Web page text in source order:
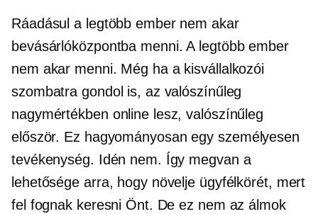
Ráadásul a legtöbb ember nem akar
bevásárlóközpontba menni. A legtöbb ember
nem akar menni. Még ha a kisvállalkozói
szombatra gondol is, az valószínűleg
nagymértékben online lesz, valószínűleg
először. Ez hagyományosan egy személyesen
tevékenység. Idén nem. Így megvan a
lehetősége arra, hogy növelje ügyfélkörét, mert
fel fognak keresni Önt. De ez nem az álmok